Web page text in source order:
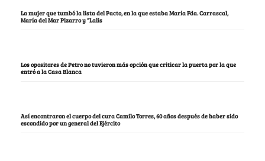
La mujer que tumbó la lista del Pacto, en la que estaba María Fda. Carrascal,
María del Mar Pizarro y “Lalis
Los opositores de Petro no tuvieron más opción que criticar la puerta por la que
entró a la Casa Blanca
Así encontraron el cuerpo del cura Camilo Torres, 60 años después de haber sido
escondido por un general del Ejército